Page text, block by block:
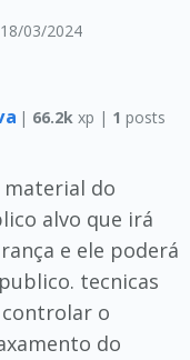
03/2024
| 66.2k xp | 1 posts
do
alvo que irá
e ele poderá
tecnicas
o
do